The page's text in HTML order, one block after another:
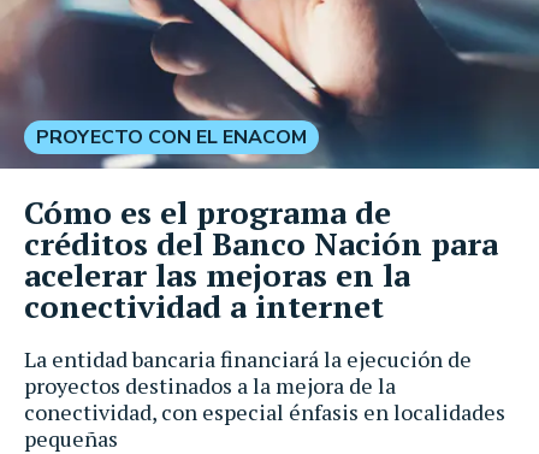
La entidad bancaria financiará la ejecución de
proyectos destinados a la mejora de la
conectividad, con especial énfasis en localidades
pequeñas
PROYECTO CON EL ENACOM
Cómo es el programa de
créditos del Banco Nación para
acelerar las mejoras en la
conectividad a internet